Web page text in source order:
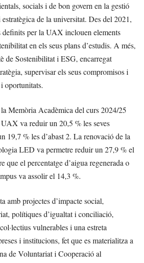
socials i de bon govern en la gestió
de la universitat. Des del 2021,
definits per la UAX inclouen elements
en els seus plans d’estudis. A més,
de Sostenibilitat i ESG, encarregat
supervisar els seus compromisos i
oportunitats.
Memòria Acadèmica del curs 2024/25
va reduir un 20,5 % les seves
19,7 % les d’abast 2. La renovació de la
LED va permetre reduir un 27,9 % el
que el percentatge d’aigua regenerada o
va assolir el 14,3 %.
amb projectes d’impacte social,
polítiques d’igualtat i conciliació,
vulnerables i una estreta
i institucions, fet que es materialitza a
de Voluntariat i Cooperació al